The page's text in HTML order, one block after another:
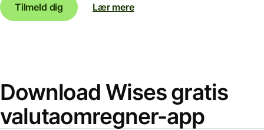
Tilmeld dig
Lær mere
Download Wises gratis
valutaomregner-app